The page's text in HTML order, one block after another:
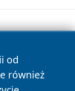
od
również